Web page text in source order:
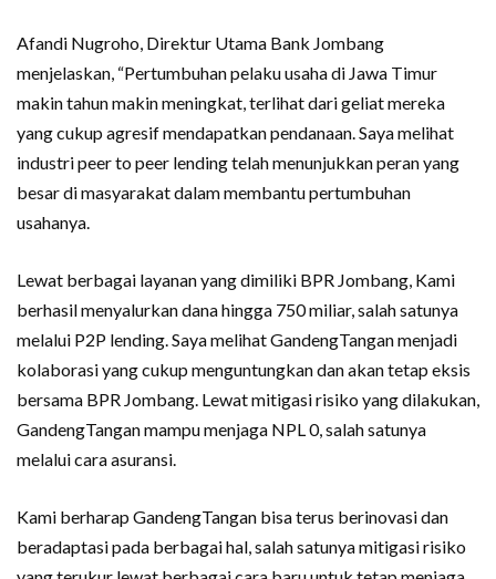
Afandi Nugroho, Direktur Utama Bank Jombang
menjelaskan, “Pertumbuhan pelaku usaha di Jawa Timur
makin tahun makin meningkat, terlihat dari geliat mereka
yang cukup agresif mendapatkan pendanaan. Saya melihat
industri peer to peer lending telah menunjukkan peran yang
besar di masyarakat dalam membantu pertumbuhan
usahanya.
Lewat berbagai layanan yang dimiliki BPR Jombang, Kami
berhasil menyalurkan dana hingga 750 miliar, salah satunya
melalui P2P lending. Saya melihat GandengTangan menjadi
kolaborasi yang cukup menguntungkan dan akan tetap eksis
bersama BPR Jombang. Lewat mitigasi risiko yang dilakukan,
GandengTangan mampu menjaga NPL 0, salah satunya
melalui cara asuransi.
Kami berharap GandengTangan bisa terus berinovasi dan
beradaptasi pada berbagai hal, salah satunya mitigasi risiko